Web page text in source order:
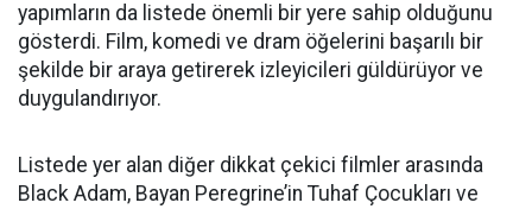
yapımların da listede önemli bir yere sahip olduğunu
gösterdi. Film, komedi ve dram öğelerini başarılı bir
şekilde bir araya getirerek izleyicileri güldürüyor ve
duygulandırıyor.
Listede yer alan diğer dikkat çekici filmler arasında
Black Adam, Bayan Peregrine’in Tuhaf Çocukları ve